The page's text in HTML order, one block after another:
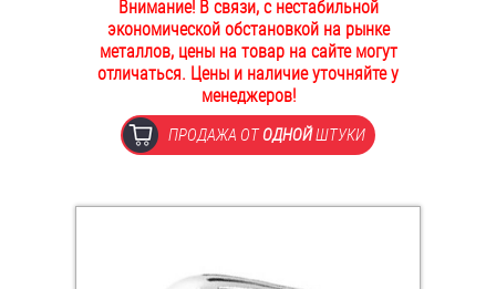
ОПЛАТА И ДОСТАВКА
НАШИ МАГАЗИНЫ
Втулки
Дюймовый крепёж
Заклепки (Гайки-Заклепки)
Внимание! В связи, с нестабильной
экономической обстановкой на рынке
металлов, цены на товар на сайте могут
отличаться. Цены и наличие уточняйте у
менеджеров!
ПРОДАЖА ОТОДНОЙШТУКИ